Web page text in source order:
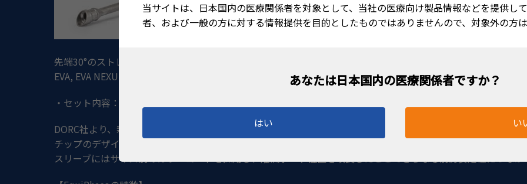
当サイトは、日本国内の医療関係者を対象として、当社の医療向け製品情報などを提供し
者、および一般の方に対する情報提供を目的としたものではありませんので、対象外の方
はい い
先端30°のストレートフレアチップと
EVA, EVA NEXUSにてご使用いただけます。
・セット内容：フェイコチップ
DORC社より、新たにディスポーザブルのフェイコチップ＆スリーブ ”EquiPhaco” が発売されました。
チップのデザイン改良により、核の保持力や破砕効率のアップ、フェイコ時間の短縮が期待できます。
スリーブにはサイズ別のカラーコードを採用し、灌流ポート位置を改良したことでさらなる前房安定性につなが